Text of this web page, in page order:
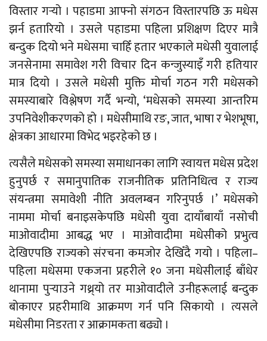
विस्तार गर्‍यो । पहाडमा आफ्नो संगठन विस्तारपछि ऊ मधेस
झर्न हतारियो । उसले पहाडमा पहिला प्रशिक्षण दिएर मात्रै
बन्दुक दियो भने मधेसमा चाहिँ हतार भएकाले मधेसी युवालाई
जनसेनामा समावेश गरी विचार दिन कन्जुस्याइँ गरी हतियार
मात्र दियो । उसले मधेसी मुक्ति मोर्चा गठन गरी मधेसको
समस्याबारे विश्लेषण गर्दै भन्यो, ‘मधेसको समस्या आन्तरिम
उपनिवेशीकरणको हो । मधेसीमाथि रङ, जात, भाषा र भेशभूषा,
क्षेत्रका आधारमा विभेद भइरहेको छ ।
त्यसैले मधेसको समस्या समाधानका लागि स्वायत्त मधेस प्रदेश
हुनुपर्छ र समानुपातिक राजनीतिक प्रतिनिधित्व र राज्य
संयन्त्रमा समावेशी नीति अवलम्बन गरिनुपर्छ ।’ मधेसको
नाममा मोर्चा बनाइसकेपछि मधेसी युवा दायाँबायाँ नसोची
माओवादीमा आबद्ध भए । माओवादीमा मधेसीको प्रभुत्व
देखिएपछि राज्यको संरचना कमजोर देखिँदै गयो । पहिला–
पहिला मधेसमा एकजना प्रहरीले १० जना मधेसीलाई बाँधेर
थानामा पुर्‍याउने गथ्र्यो तर माओवादीले उनीहरूलाई बन्दुक
बोकाएर प्रहरीमाथि आक्रमण गर्न पनि सिकायो । त्यसले
मधेसीमा निडरता र आक्रामकता बढ्यो ।